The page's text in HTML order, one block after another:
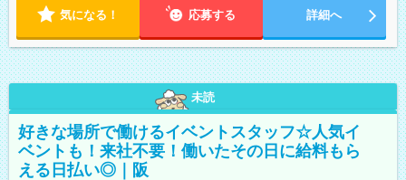
気になる！ 応募する 詳細へ
未読
好きな場所で働けるイベントスタッフ☆人気イ
ベントも！来社不要！働いたその日に給料もら
える日払い◎｜阪